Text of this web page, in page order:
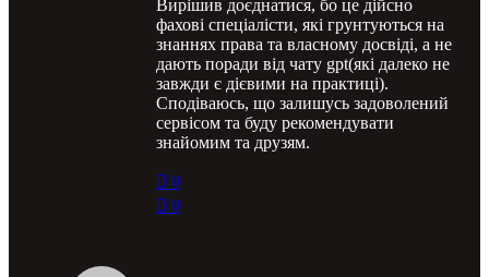
Вирішив доєднатися, бо це дійсно
фахові спеціалісти, які грунтуються на
знаннях права та власному досвіді, а не
дають поради від чату gpt(які далеко не
завжди є дієвими на практиці).
Сподіваюсь, що залишусь задоволений
сервісом та буду рекомендувати
знайомим та друзям.
0
0